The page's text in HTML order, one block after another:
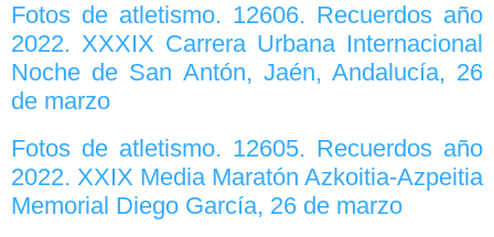
Fotos de atletismo. 12606. Recuerdos año
2022. XXXIX Carrera Urbana Internacional
Noche de San Antón, Jaén, Andalucía, 26
de marzo
Fotos de atletismo. 12605. Recuerdos año
2022. XXIX Media Maratón Azkoitia-Azpeitia
Memorial Diego García, 26 de marzo